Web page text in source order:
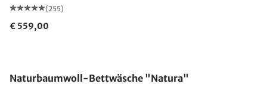
(255)
€ 559,00
Naturbaumwoll-Bettwäsche "Natura"